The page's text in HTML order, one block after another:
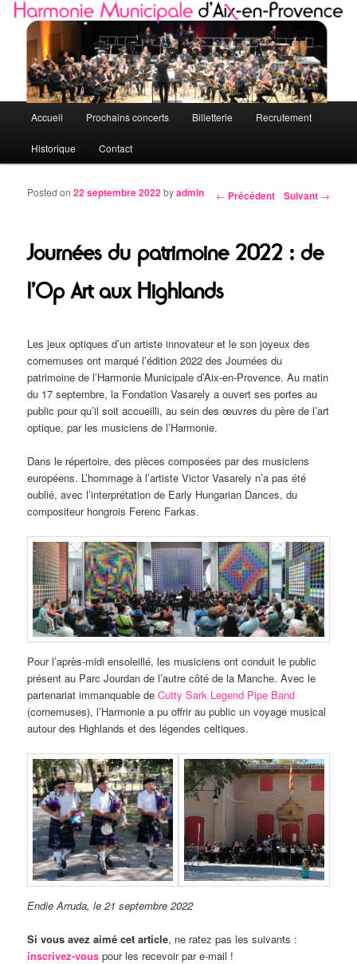
Harmonie Municipale d'Aix-en-Provence
Quelques petites notes de l'HMAP
Menu principal
Aller au contenu principal
Aller au contenu secondaire
Accueil Prochains concerts Billetterie Recrutement
Historique Contact
Navigation des articles ← Précédent Suivant →
Journées du patrimoine 2022 : de
l’Op Art aux Highlands
Posted on22 septembre 2022byadmin
Les jeux optiques d’un artiste innovateur et le son joyeux des
cornemuses ont marqué l’édition 2022 des Journées du
patrimoine de l’Harmonie Municipale d’Aix-en-Provence. Au matin
du 17 septembre, la Fondation Vasarely a ouvert ses portes au
public pour qu’il soit accueilli, au sein des œuvres du père de l’art
optique, par les musiciens de l’Harmonie.
Dans le répertoire, des pièces composées par des musiciens
européens. L’hommage à l’artiste Victor Vasarely n’a pas été
oublié, avec l’interprétation de Early Hungarian Dances, du
compositeur hongrois Ferenc Farkas.
Pour l’après-midi ensoleillé, les musiciens ont conduit le public
présent au Parc Jourdan de l’autre côté de la Manche. Avec le
partenariat immanquable deCutty Sark Legend Pipe Band
(cornemuses), l’Harmonie a pu offrir au public un voyage musical
autour des Highlands et des légendes celtiques.
Endie Arruda, le 21 septembre 2022
Si vous avez aimé cet article, ne ratez pas les suivants :
inscrivez-vous pour les recevoir par e-mail !